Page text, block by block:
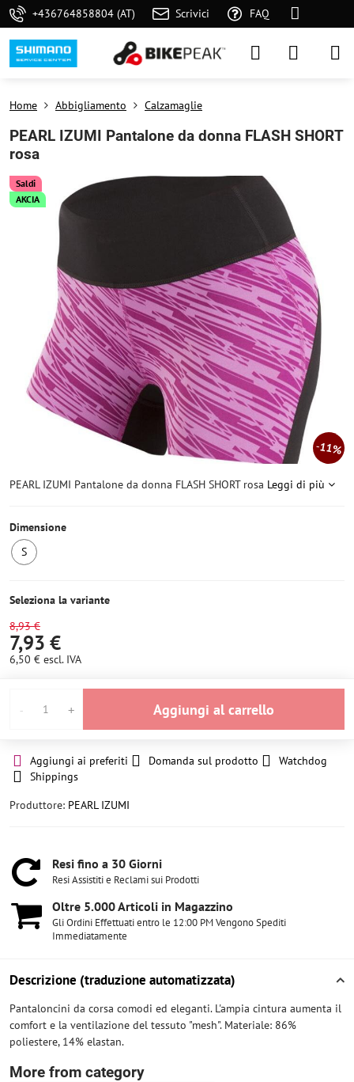
+436764858804 (AT) Scrivici FAQ
Saldi
AKCIA
11%
Home Abbigliamento Calzamaglie
PEARL IZUMI Pantalone da donna FLASH SHORT
rosa
PEARL IZUMI Pantalone da donna FLASH SHORT rosa Leggi di più
Dimensione
S
Seleziona la variante
8,93 €
7,93 €
6,50 € escl. IVA
Aggiungi al carrello
Aggiungi ai preferiti Domanda sul prodotto
Watchdog
Shippings
Produttore: PEARL IZUMI
Resi fino a 30 Giorni
Resi Assistiti e Reclami sui Prodotti
Oltre 5​.000 Articoli in Magazzino
Gli Ordini Effettuati entro le 12:00 PM Vengono Spediti
Immediatamente
Descrizione (traduzione automatizzata)
Pantaloncini da corsa comodi ed eleganti. L'ampia cintura aumenta il
comfort e la ventilazione del tessuto "mesh". Materiale: 86%
poliestere, 14% elastan.
More from category